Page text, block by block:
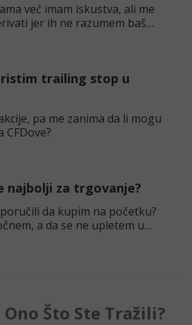
već imam iskustva, ali me
jer ih ne razumem baš
trailing stop u
pa me zanima da li mogu
najbolji za trgovanje?
da kupim na početku?
a da se ne upletem u
Što Ste Tražili?